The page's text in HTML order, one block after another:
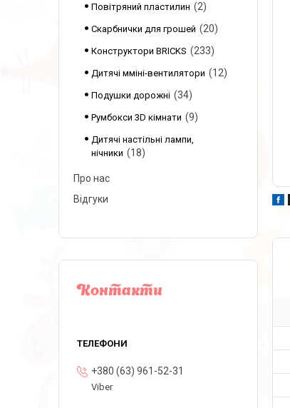
Повітряний пластилин 2
Скарбнички для грошей 20
Конструктори BRICKS 233
Дитячі мміні-вентилятори 12
Подушки дорожні 34
Румбокси 3D кімнати 9
Дитячі настільні лампи,
нічники
18
Про нас
Відгуки
Контакти
+380 (63) 961-52-31
Viber